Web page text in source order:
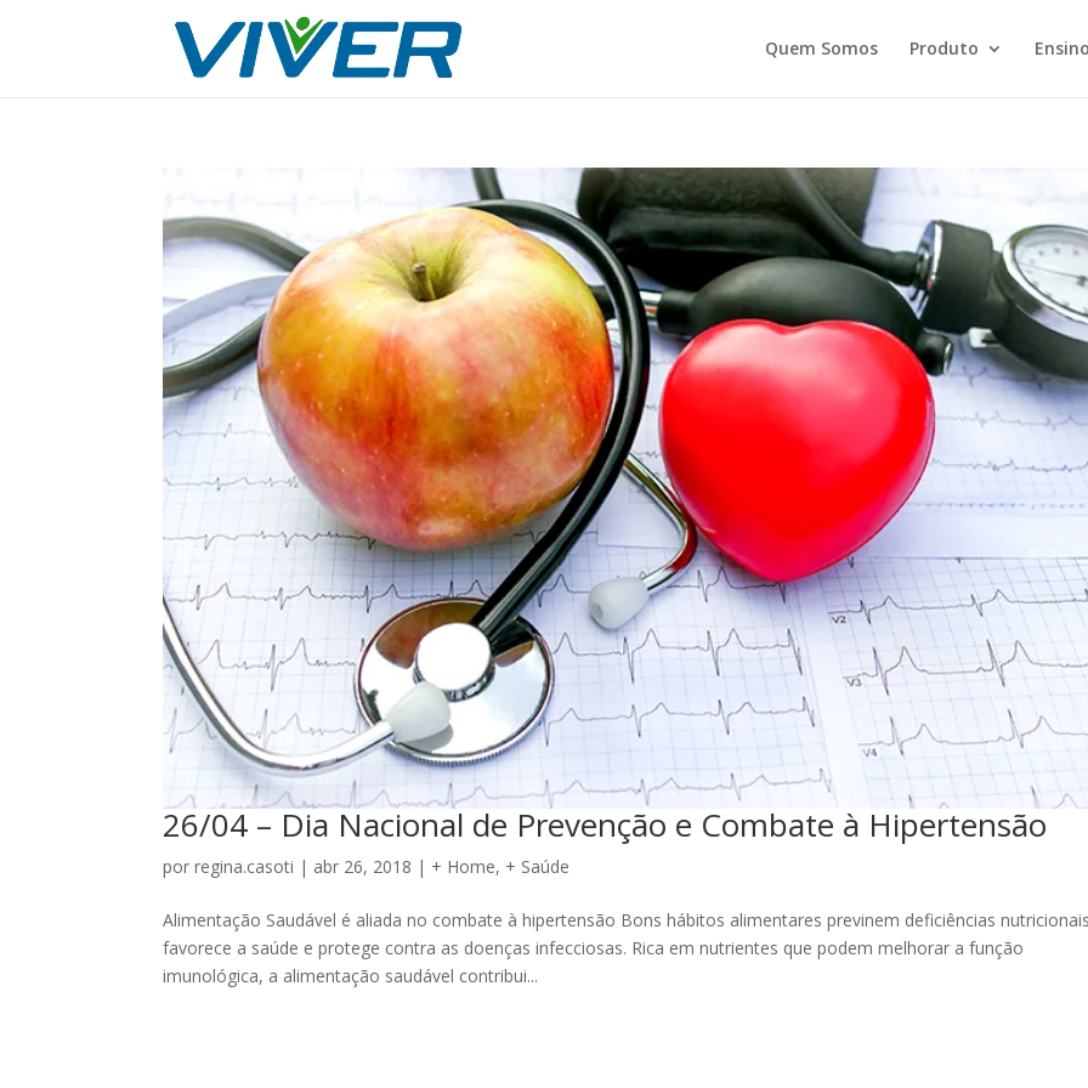
Quem Somos Produto
26/04 – Dia Nacional de Prevenção e Combate à Hipertensão
porregina.casoti | abr 26, 2018 | + Home, + Saúde
Alimentação Saudável é aliada no combate à hipertensão Bons hábitos alimentares previnem deficiências
favorece a saúde e protege contra as doenças infecciosas. Rica em nutrientes que podem melhorar a função
imunológica, a alimentação saudável contribui...